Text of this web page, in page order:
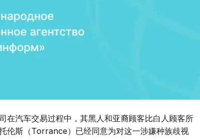
在汽车交易过程中，其黑人和亚裔顾客比白人顾客所
伦斯（Torrance）已经同意为对这一涉嫌种族歧视